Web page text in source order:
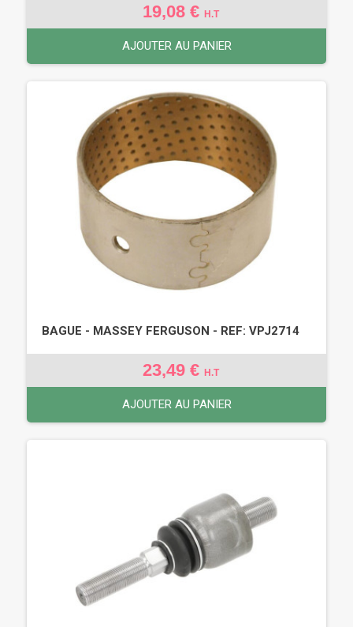
19,08 € H.T
AJOUTER AU PANIER
BAGUE - MASSEY FERGUSON - REF: VPJ2714
23,49 € H.T
AJOUTER AU PANIER